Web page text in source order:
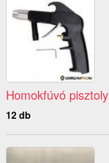
Homokfúvó pisztoly
12 db